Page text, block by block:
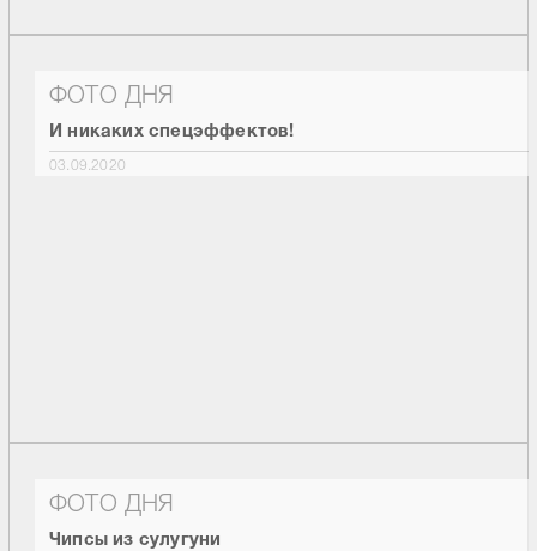
ФОТО ДНЯ
И никаких спецэффектов!
03.09.2020
ФОТО ДНЯ
Чипсы из сулугуни